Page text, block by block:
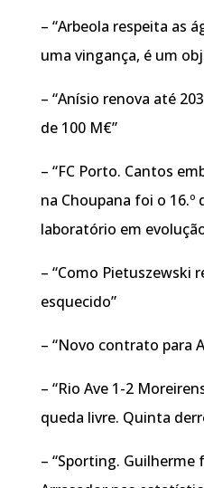
– “Arbeola respeita as
uma vingança, é um
– “Anísio renova até
de 100 M€”
– “FC Porto. Cantos
na Choupana foi o 16.º
laboratório em
– “Como Pietuszewski
esquecido”
– “Novo contrato para
– “Rio Ave 1-2
queda livre. Quinta
– “Sporting. Guilherme